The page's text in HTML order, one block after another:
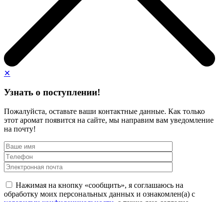
✕
Узнать о поступлении!
Пожалуйста, оставьте ваши контактные данные. Как только
этот аромат появится на сайте, мы направим вам уведомление
на почту!
Нажимая на кнопку «сообщить», я соглашаюсь на
обработку моих персональных данных и ознакомлен(а) с